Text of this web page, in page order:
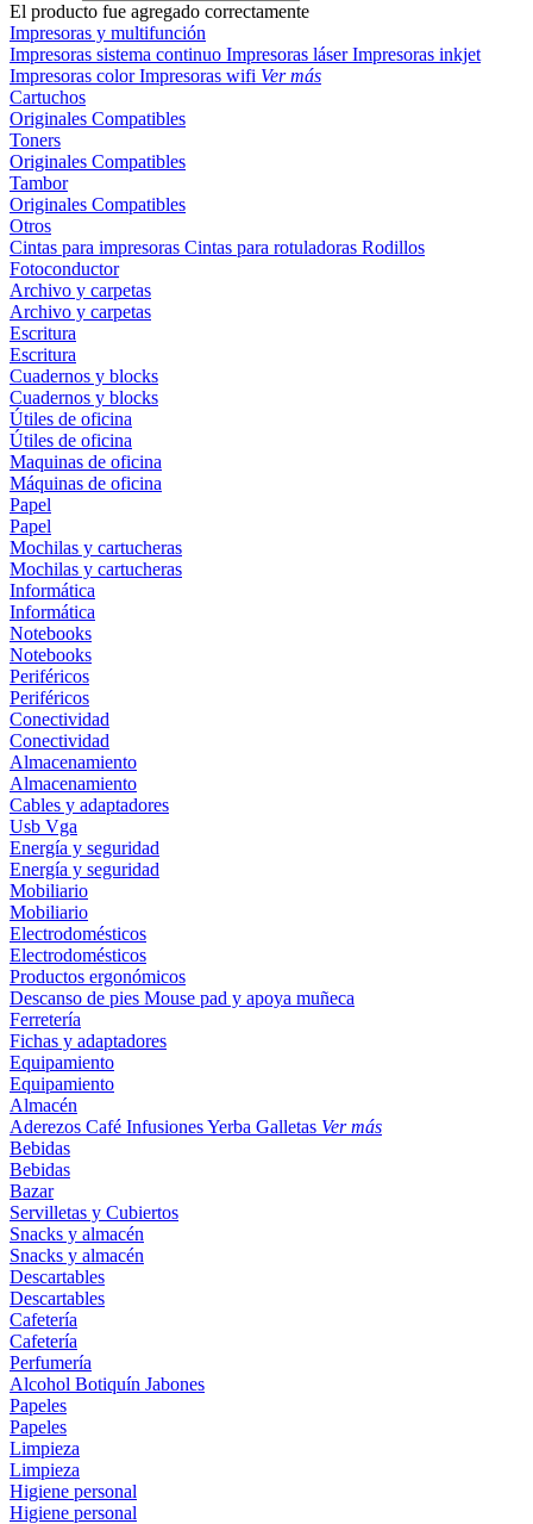
El producto fue agregado correctamente
Impresoras y multifunción
Impresoras sistema continuo Impresoras láserImpresoras inkjet
Impresoras colorImpresoras wifi Ver más
Cartuchos
Originales Compatibles
Toners
Originales Compatibles
Tambor
Originales Compatibles
Otros
Cintas para impresoras Cintas para rotuladoras Rodillos
Fotoconductor
Archivo y carpetas
Archivo y carpetas
Escritura
Escritura
Cuadernos y blocks
Cuadernos y blocks
Útiles de oficina
Útiles de oficina
Maquinas de oficina
Máquinas de oficina
Papel
Papel
Mochilas y cartucheras
Mochilas y cartucheras
Informática
Informática
Notebooks
Notebooks
Periféricos
Periféricos
Conectividad
Conectividad
Almacenamiento
Almacenamiento
Cables y adaptadores
Usb Vga
Energía y seguridad
Energía y seguridad
Mobiliario
Mobiliario
Electrodomésticos
Electrodomésticos
Productos ergonómicos
Descanso de pies Mouse pad y apoya muñeca
Ferretería
Fichas y adaptadores
Equipamiento
Equipamiento
Almacén
Aderezos Café InfusionesYerba Galletas Ver más
Bebidas
Bebidas
Bazar
Servilletas y Cubiertos
Snacks y almacén
Snacks y almacén
Descartables
Descartables
Cafetería
Cafetería
Perfumería
Alcohol Botiquín Jabones
Papeles
Papeles
Limpieza
Limpieza
Higiene personal
Higiene personal